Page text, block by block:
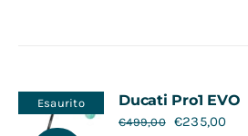
Esaurito Ducati Pro1 EVO
€499,00 €235,00